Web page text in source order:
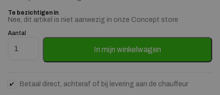
Te bezichtigen in
Nee, dit artikel is niet aanwezig in onze Concept store
Aantal
Fauteuil Houston Bouclé - Hout Naturel aantal
In mijn winkelwagen
Betaal direct, achteraf of bij levering aan de chauffeur